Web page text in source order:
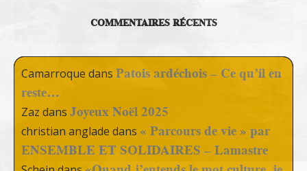
COMMENTAIRES RÉCENTS
Camarroque dans Patois ardéchois – Ce qu’il en
reste…
Zaz dans Joyeux Noël 2025
christian anglade dans « Parcours de vie » par
ENSEMBLE ET SOLIDAIRES – Lamastre